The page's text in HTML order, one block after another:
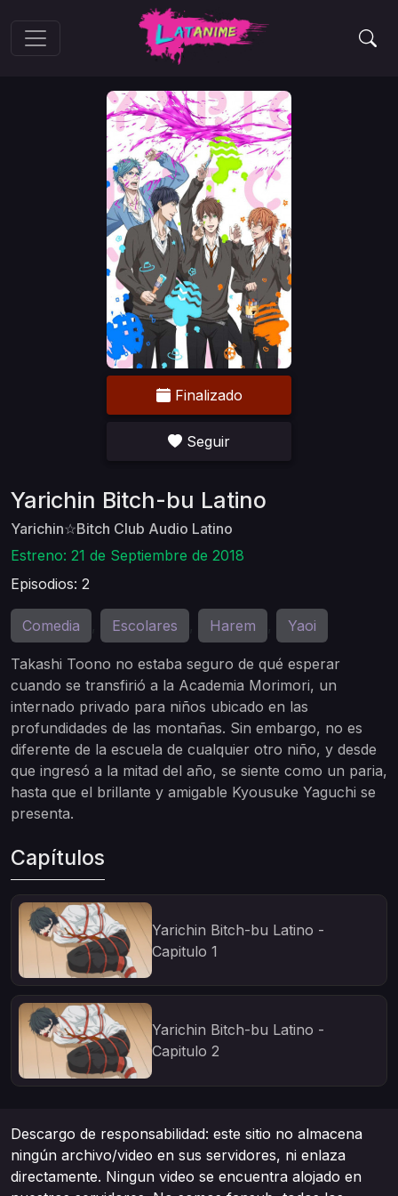
Finalizado
Seguir
Yarichin Bitch-bu Latino
Yarichin☆Bitch Club Audio Latino
Estreno: 21 de Septiembre de 2018
Episodios: 2
Comedia Escolares Harem Yaoi
Takashi Toono no estaba seguro de qué esperar
cuando se transfirió a la Academia Morimori, un
internado privado para niños ubicado en las
profundidades de las montañas. Sin embargo, no es
diferente de la escuela de cualquier otro niño, y desde
que ingresó a la mitad del año, se siente como un paria,
hasta que el brillante y amigable Kyousuke Yaguchi se
presenta.
Capítulos
Yarichin Bitch-bu Latino -
Capitulo 1
Yarichin Bitch-bu Latino -
Capitulo 2
Descargo de responsabilidad: este sitio no almacena
ningún archivo/video en sus servidores, ni enlaza
directamente. Ningun video se encuentra alojado en